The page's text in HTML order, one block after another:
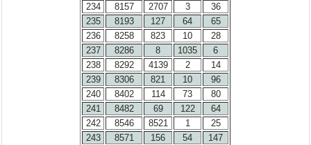
234
8157 2707 3
36
235
8193 127 64
65
236
8258 823 10
28
237
8286 8 1035
6
238
8292 4139 2
14
239
8306 821 10
96
240
8402 114 73
80
241
8482 69 122
64
242
8546 8521 1
25
243
8571 156 54
147